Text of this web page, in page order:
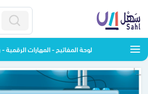
لوحة المفاتيح - المهارات الرقمية -